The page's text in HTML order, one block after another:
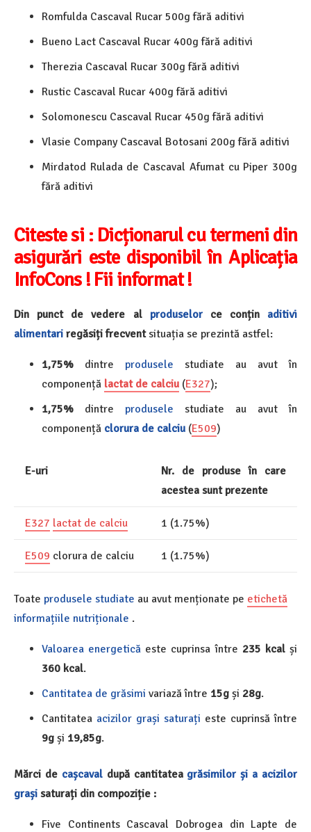
Romfulda Cascaval Rucar 500g fără aditivi
Bueno Lact Cascaval Rucar 400g fără aditivi
Therezia Cascaval Rucar 300g fără aditivi
Rustic Cascaval Rucar 400g fără aditivi
Solomonescu Cascaval Rucar 450g fără aditivi
Vlasie Company Cascaval Botosani 200g fără aditivi
Mirdatod Rulada de Cascaval Afumat cu Piper 300g
fără aditivi
Citeste si : Dicționarul cu termeni din
asigurări este disponibil în Aplicația
InfoCons ! Fii informat !
Din punct de vedere alproduselorce conținaditivi
alimentari regăsiți frecvent situația se prezintă astfel:
1,75% dintre produsele studiate au avut în
componență lactat de calciu (E327);
1,75% dintre produsele studiate au avut în
componență clorura de calciu (E509)
E-uri
Nr. de produse în care
acestea sunt prezente
E327 lactat de calciu 1 (1.75%)
E509 clorura de calciu 1 (1.75%)
Toate produsele studiate au avut menționate pe etichetă
informațiile nutriționale .
Valoarea energetică este cuprinsa între 235 kcalși
360 kcal.
Cantitatea de grăsimi variază între 15g și 28g.
Cantitatea acizilor grași saturați este cuprinsă între
9g și 19,85g.
Mărci de cașcavaldupă cantitatea grăsimilor și a acizilor
grași saturați din compoziție :
Five Continents Cascaval Dobrogea din Lapte de